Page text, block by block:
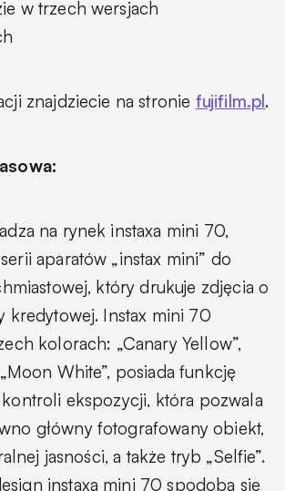
w trzech wersjach
znajdziecie na stronie fujifilm.pl.
na rynek instaxa mini 70,
aparatów „instax mini” do
który drukuje zdjęcia o
kredytowej. Instax mini 70
kolorach: „Canary Yellow”,
White”, posiada funkcję
ekspozycji, która pozwala
główny fotografowany obiekt,
jasności, a także tryb „Selfie”.
instaxa mini 70 spodoba się